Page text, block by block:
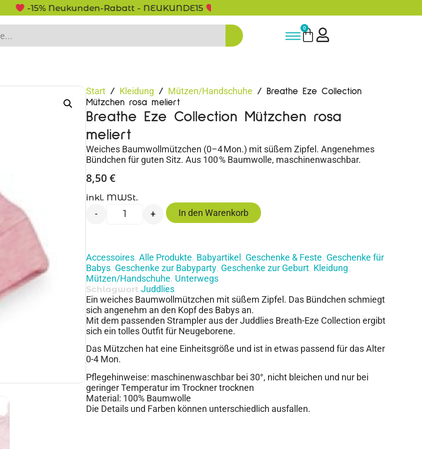
-15% Neukunden-Rabatt - NEUKUNDE15
0
Start / Kleidung / Mützen/Handschuhe / Breathe Eze Collection
Mützchen rosa meliert
Breathe Eze Collection Mützchen rosa
meliert
Weiches Baumwollmützchen (0–4 Mon.) mit süßem Zipfel. Angenehmes
Bündchen für guten Sitz. Aus 100 % Baumwolle, maschinenwaschbar.
8,50 €
inkl. MWSt.
- + In den Warenkorb
Accessoires, Alle Produkte, Babyartikel, Geschenke & Feste, Geschenke für
Babys, Geschenke zur Babyparty, Geschenke zur Geburt, Kleidung,
Mützen/Handschuhe, Unterwegs
Schlagwort Juddlies
Ein weiches Baumwollmützchen mit süßem Zipfel. Das Bündchen schmiegt
sich angenehm an den Kopf des Babys an.
Mit dem passenden Strampler aus der Juddlies Breath-Eze Collection ergibt
sich ein tolles Outfit für Neugeborene.
Das Mützchen hat eine Einheitsgröße und ist in etwas passend für das Alter
0-4 Mon.
Pflegehinweise: maschinenwaschbar bei 30°, nicht bleichen und nur bei
geringer Temperatur im Trockner trocknen
Material: 100% Baumwolle
Die Details und Farben können unterschiedlich ausfallen.